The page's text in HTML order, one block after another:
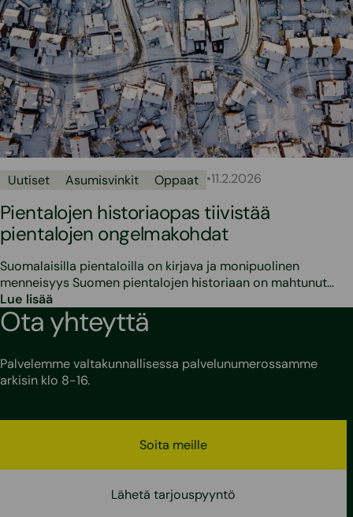
Uutiset Asumisvinkit Oppaat •11.2.2026
Pientalojen historiaopas tiivistää
pientalojen ongelmakohdat
Suomalaisilla pientaloilla on kirjava ja monipuolinen
menneisyys Suomen pientalojen historiaan on mahtunut…
Lue lisää
Ota yhteyttä
Palvelemme valtakunnallisessa palvelunumerossamme
arkisin klo 8-16.
Soita meille
Lähetä tarjouspyyntö